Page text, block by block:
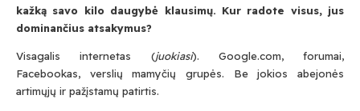
kažką savo kilo daugybė klausimų. Kur radote visus, jus
dominančius atsakymus?
Visagalis internetas (juokiasi). Google.com, forumai,
Facebookas, verslių mamyčių grupės. Be jokios abejonės
artimųjų ir pažįstamų patirtis.
Prenumeruodami Jūs sutinkate su mūsų
privatumo
ir slapukų politika